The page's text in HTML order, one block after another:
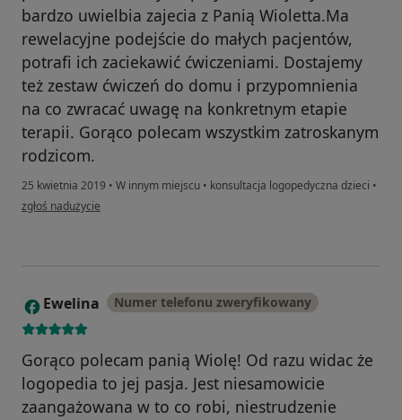
bardzo uwielbia zajecia z Panią Wioletta.Ma
rewelacyjne podejście do małych pacjentów,
potrafi ich zaciekawić ćwiczeniami. Dostajemy
też zestaw ćwiczeń do domu i przypomnienia
na co zwracać uwagę na konkretnym etapie
terapii. Gorąco polecam wszystkim zatroskanym
rodzicom.
25 kwietnia 2019 • W innym miejscu • konsultacja logopedyczna dzieci •
w opinii użytkownika Konto zostało usunięte
zgłoś nadużycie
E Ewelina Numer telefonu zweryfikowany
Gorąco polecam panią Wiolę! Od razu widac że
logopedia to jej pasja. Jest niesamowicie
zaangażowana w to co robi, niestrudzenie